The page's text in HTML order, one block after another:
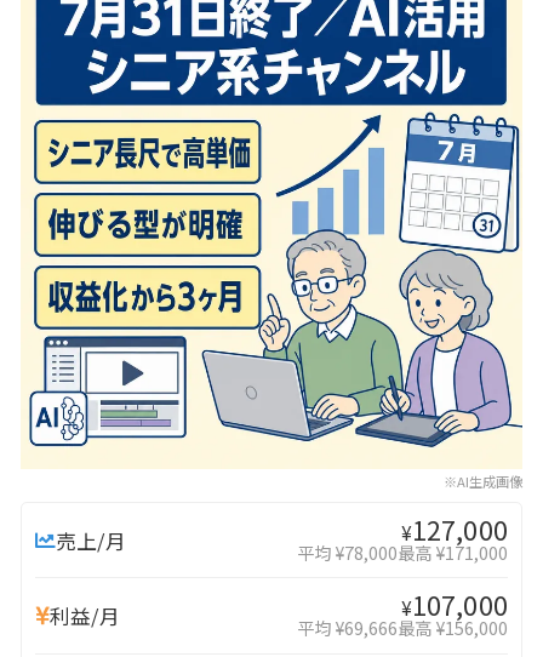
※AI生成画像
売上/月 ¥127,000
平均 ¥78,000最高 ¥171,000
利益/月 ¥107,000
平均 ¥69,666最高 ¥156,000